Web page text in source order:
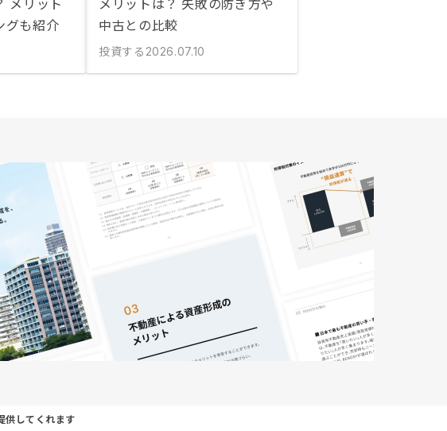
グも紹介
中古との比較
投資する 2026.07.10
供してくれます